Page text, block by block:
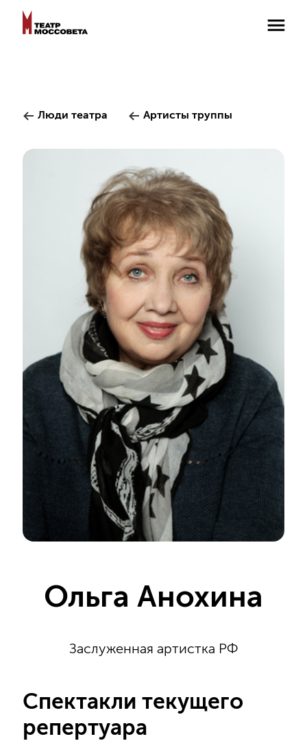
Люди театра Артисты труппы
Ольга Анохина
Заслуженная артистка РФ
Спектакли текущего
репертуара